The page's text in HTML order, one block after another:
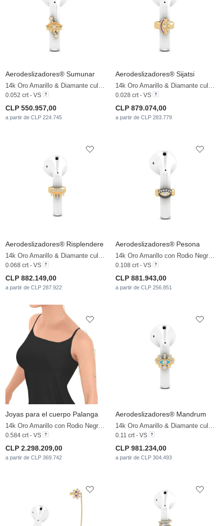
Aerodeslizadores® Sumunar
14k Oro Amarillo & Diamante cultivado en laboratorio
0.052 crt - VS
CLP 550.957,00
a partir de CLP 224.745
Aerodeslizadores® Sijatsi
14k Oro Amarillo & Diamante cultivado en laboratorio
0.028 crt - VS
CLP 879.074,00
a partir de CLP 283.779
Aerodeslizadores® Risplendere
14k Oro Amarillo & Diamante cultivado en laboratorio
0.068 crt - VS
CLP 882.149,00
a partir de CLP 287.922
Aerodeslizadores® Pesona
14k Oro Amarillo con Rodio Negro & Diamante cultivado en laboratorio
0.108 crt - VS
CLP 881.943,00
a partir de CLP 256.851
Joyas para el cuerpo Palanga
14k Oro Amarillo con Rodio Negro & Diamante cultivado en laboratorio
0.584 crt - VS
CLP 2.298.209,00
a partir de CLP 369.742
Aerodeslizadores® Mandrum
14k Oro Amarillo & Diamante cultivado en laboratorio
0.11 crt - VS
CLP 981.234,00
a partir de CLP 304.493